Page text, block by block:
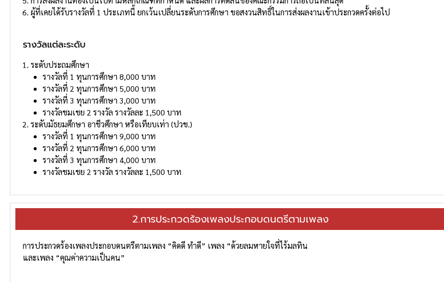
ผู้ที่เคยได้รับรางวัลที่ 1 ประเภทนี้ ยกเว้นเปลี่ยนระดับการศึกษา ขอสงวนสิทธิ์ในการส่งผลงานเข้าประกวดครั้งต่อไป
รางวัลแต่ละระดับ
ระดับประถมศึกษา
รางวัลที่ 1 ทุนการศึกษา 8,000 บาท
รางวัลที่ 2 ทุนการศึกษา 5,000 บาท
รางวัลที่ 3 ทุนการศึกษา 3,000 บาท
รางวัลชมเชย 2 รางวัล รางวัลละ 1,500 บาท
ระดับมัธยมศึกษา อาชีวศึกษา หรือเทียบเท่า (ปวช.)
รางวัลที่ 1 ทุนการศึกษา 9,000 บาท
รางวัลที่ 2 ทุนการศึกษา 6,000 บาท
รางวัลที่ 3 ทุนการศึกษา 4,000 บาท
รางวัลชมเชย 2 รางวัล รางวัลละ 1,500 บาท
2.การประกวดร้องเพลงประกอบดนตรีตามเพลง
การประกวดร้องเพลงประกอบดนตรีตามเพลง “คิดดี ทําดี” เพลง “ด้วยลมหายใจที่ไร้มลทิน
และเพลง “คุณค่าความเป็นคน”